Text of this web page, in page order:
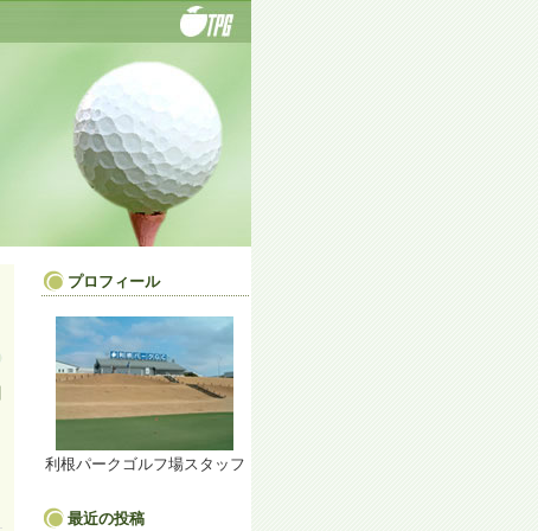
プロフィール
利根パークゴルフ場スタッフ
最近の投稿